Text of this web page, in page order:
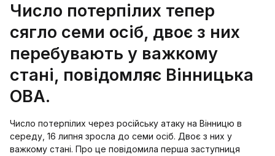
Число потерпілих тепер
сягло семи осіб, двоє з них
перебувають у важкому
стані, повідомляє Вінницька
ОВА.
Число потерпілих через російську атаку на Вінницю в
середу, 16 липня зросла до семи осіб. Двоє з них у
важкому стані. Про це повідомила перша заступниця